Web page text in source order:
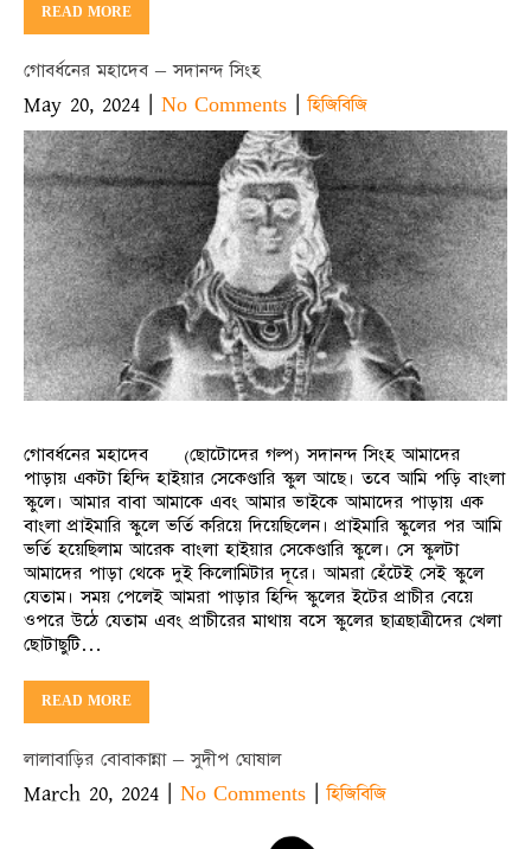
READ MORE
গোবর্ধনের মহাদেব – সদানন্দ সিংহ
May 20, 2024 | No Comments |হিজিবিজি
গোবর্ধনের মহাদেব (ছোটোদের গল্প) সদানন্দ সিংহ আমাদের
পাড়ায় একটা হিন্দি হাইয়ার সেকেণ্ডারি স্কুল আছে। তবে আমি পড়ি বাংলা
স্কুলে। আমার বাবা আমাকে এবং আমার ভাইকে আমাদের পাড়ায় এক
বাংলা প্রাইমারি স্কুলে ভর্তি করিয়ে দিয়েছিলেন। প্রাইমারি স্কুলের পর আমি
ভর্তি হয়েছিলাম আরেক বাংলা হাইয়ার সেকেণ্ডারি স্কুলে। সে স্কুলটা
আমাদের পাড়া থেকে দুই কিলোমিটার দূরে। আমরা হেঁটেই সেই স্কুলে
যেতাম। সময় পেলেই আমরা পাড়ার হিন্দি স্কুলের ইটের প্রাচীর বেয়ে
ওপরে উঠে যেতাম এবং প্রাচীরের মাথায় বসে স্কুলের ছাত্রছাত্রীদের খেলা
ছোটাছুটি…
READ MORE
লালাবাড়ির বোবাকান্না – সুদীপ ঘোষাল
March 20, 2024 | No Comments |হিজিবিজি